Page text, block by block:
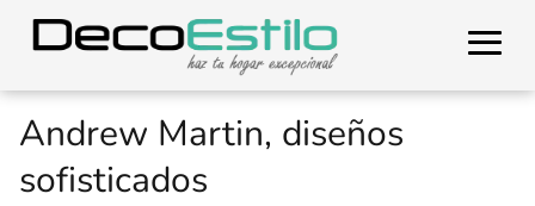
Andrew Martin, diseños
sofisticados